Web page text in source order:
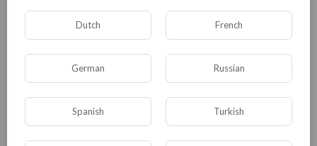
Заметочка: странно это, странно это, а почему
рэволюционер, собрание посчитавший
опасным для Украины, в помещении черные
перчаточки с ручек своих рэволюционных так
и не снял?Холодно ему али как? Али
скрывает что? Боится?
Dutch French
German Russian
Spanish Turkish